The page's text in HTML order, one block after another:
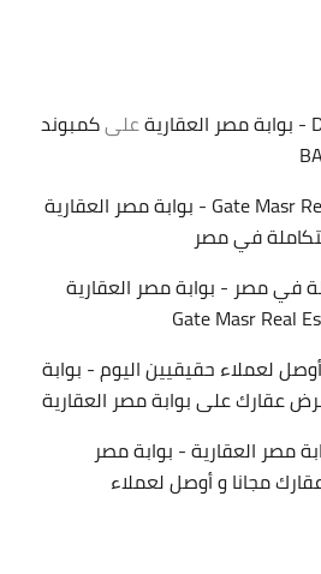
علىكمبوند
في مصر
في مصر - بوابة مصر العقارية
لعملاء حقيقيين اليوم - بوابة
عقارك على بوابة مصر العقارية
مصر العقارية - بوابة مصر
مجانا و أوصل لعملاء